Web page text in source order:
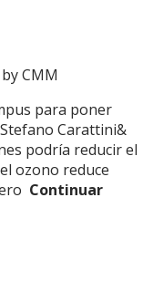
CMM
para poner
Carattini&
podría reducir el
ozono reduce
Continuar